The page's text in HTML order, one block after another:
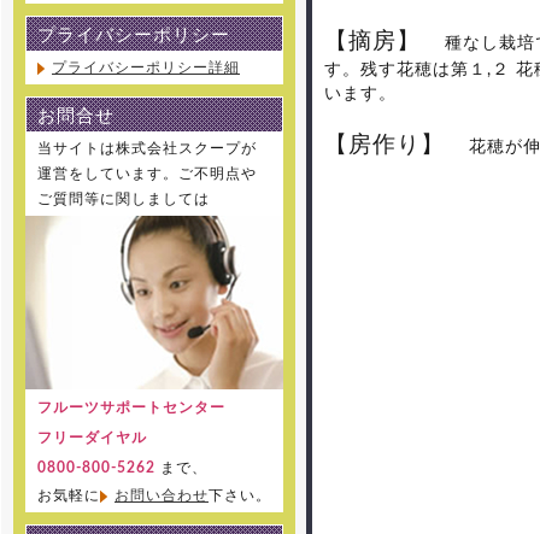
【摘房】
種なし栽培
す。残す花穂は第１,２
います。
【房作り】 花穂が伸
プライバシーポリシー
プライバシーポリシー詳細
お問合せ
当サイトは株式会社スクープが
運営をしています。ご不明点や
ご質問等に関しましては
フルーツサポートセンター
フリーダイヤル
0800-800-5262
まで、
お気軽に
お問い合わせ下さい。